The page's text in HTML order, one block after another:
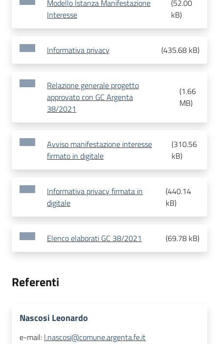
Modello Istanza Manifestazione
Interesse
(52.00
kB)
Informativa privacy (435.68 kB)
Relazione generale progetto
approvato con GC Argenta
38/2021
(1.66
MB)
Avviso manifestazione interesse
firmato in digitale
(310.56
kB)
Informativa privacy firmata in
digitale
(440.14
kB)
Elenco elaborati GC 38/2021 (69.78 kB)
Referenti
Nascosi Leonardo
e-mail: l.nascosi@comune.argenta.fe.it